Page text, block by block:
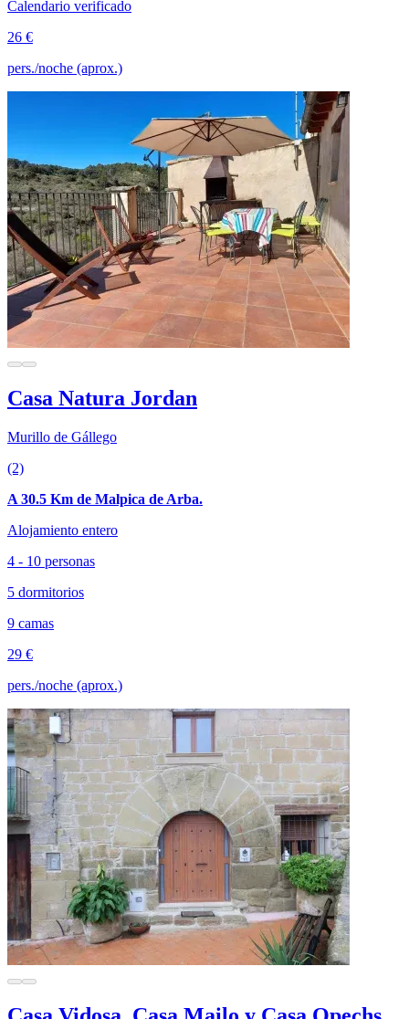
Calendario verificado
26 €
pers./noche (aprox.)
Casa Natura Jordan
Murillo de Gállego
(2)
A 30.5 Km de Malpica de Arba.
Alojamiento entero
4 - 10 personas
5 dormitorios
9 camas
29 €
pers./noche (aprox.)